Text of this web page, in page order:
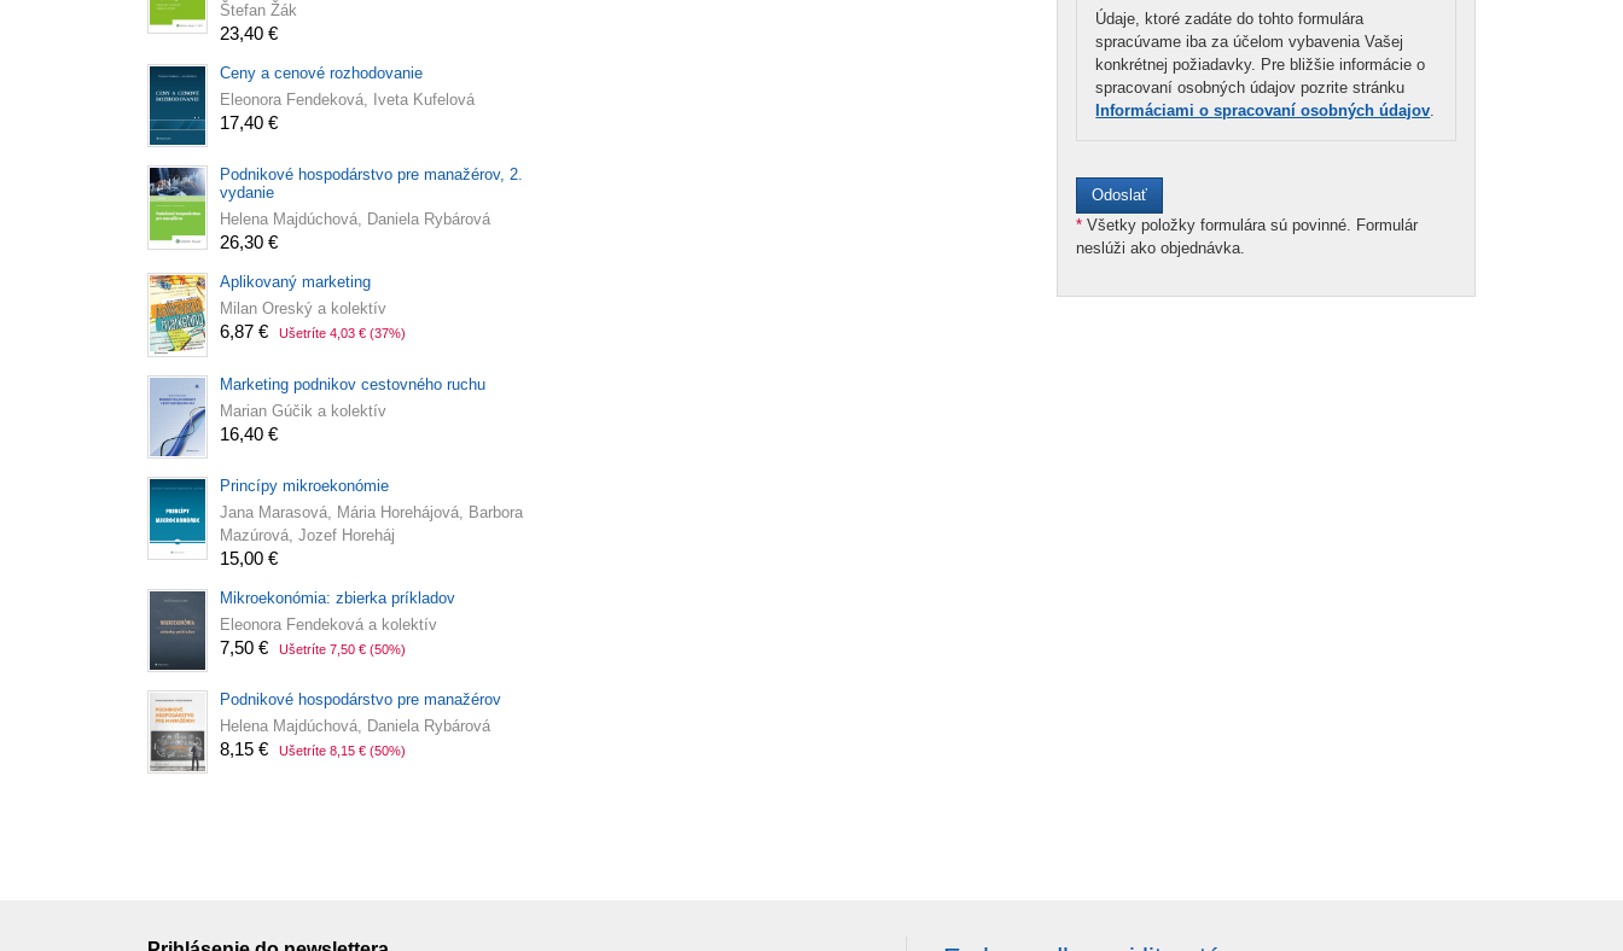
Štefan Žák
23,40 €
Ceny a cenové rozhodovanie
Eleonora Fendeková, Iveta Kufelová
17,40 €
Podnikové hospodárstvo pre manažérov, 2.
vydanie
Helena Majdúchová, Daniela Rybárová
26,30 €
Aplikovaný marketing
Milan Oreský a kolektív
6,87 € Ušetríte 4,03 € (37%)
Marketing podnikov cestovného ruchu
Marian Gúčik a kolektív
16,40 €
Princípy mikroekonómie
Jana Marasová, Mária Horehájová, Barbora
Mazúrová, Jozef Horeháj
15,00 €
Mikroekonómia: zbierka príkladov
Eleonora Fendeková a kolektív
7,50 € Ušetríte 7,50 € (50%)
Podnikové hospodárstvo pre manažérov
Helena Majdúchová, Daniela Rybárová
8,15 € Ušetríte 8,15 € (50%)
Údaje, ktoré zadáte do tohto formulára
spracúvame iba za účelom vybavenia Vašej
konkrétnej požiadavky. Pre bližšie informácie o
spracovaní osobných údajov pozrite stránku
Informáciami o spracovaní osobných údajov
* Všetky položky formulára sú povinné. Formulár
neslúži ako objednávka.